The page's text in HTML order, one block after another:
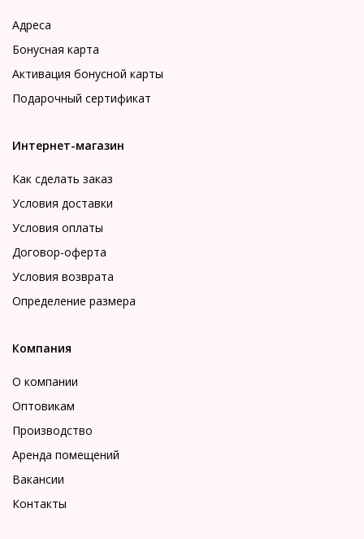
Адреса
Бонусная карта
Активация бонусной карты
Подарочный сертификат
Интернет-магазин
Как сделать заказ
Условия доставки
Условия оплаты
Договор-оферта
Условия возврата
Определение размера
Компания
О компании
Оптовикам
Производство
Аренда помещений
Вакансии
Контакты